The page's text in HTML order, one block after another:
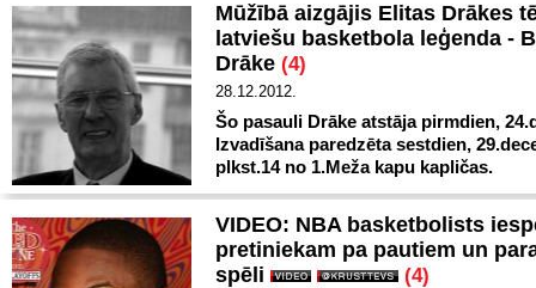
Mūžībā aizgājis Elitas Drākes
latviešu basketbola leģenda -
Drāke (4)
28.12.2012.
Šo pasauli Drāke atstāja pirmdien,
Izvadīšana paredzēta sestdien,
plkst.14 no 1.Meža kapu kapličas.
VIDEO: NBA basketbolists
pretiniekam pa pautiem un
spēli
(4)